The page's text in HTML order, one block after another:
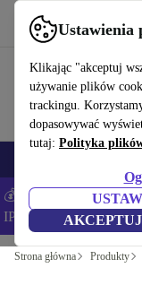
Ustawienia
Klikając "akceptuj
używanie plików
trackingu.
dopasowywać
tutaj: Polityka
Korzystaj z refurbed
💰Zaoszczędź
IPHONEDEAL –
Strona główna Produkty